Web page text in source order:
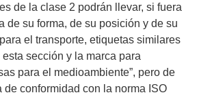
de la clase 2 podrán llevar, si fuera
de su forma, de su posición y de su
el transporte, etiquetas similares
sección y la marca para
para el medioambiente”, pero de
conformidad con la norma ISO